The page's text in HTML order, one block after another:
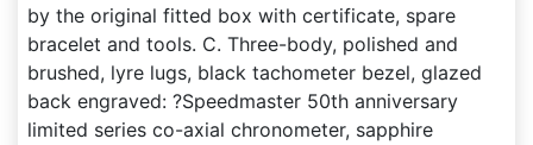
by the original fitted box with certificate, spare
bracelet and tools. C. Three-body, polished and
brushed, lyre lugs, black tachometer bezel, glazed
back engraved: ?Speedmaster 50th anniversary
limited series co-axial chronometer, sapphire